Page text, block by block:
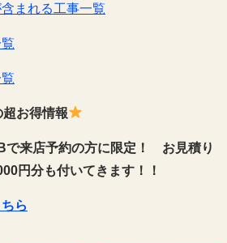
まれる工事一覧
お得情報
で来店予約の方に限定！
お見積り
円分も付いてきます！！
ら